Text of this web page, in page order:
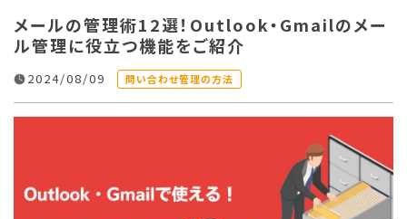
メールの管理術12選！Outlook・Gmailのメー
ル管理に役立つ機能をご紹介
2024/08/09 問い合わせ管理の方法